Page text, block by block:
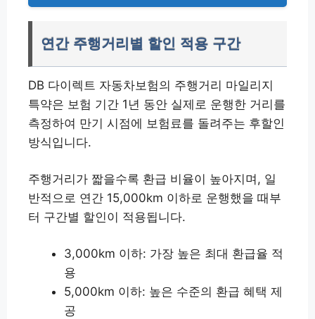
연간 주행거리별 할인 적용 구간
DB 다이렉트 자동차보험의 주행거리 마일리지
특약은 보험 기간 1년 동안 실제로 운행한 거리를
측정하여 만기 시점에 보험료를 돌려주는 후할인
방식입니다.
주행거리가 짧을수록 환급 비율이 높아지며, 일
반적으로 연간 15,000km 이하로 운행했을 때부
터 구간별 할인이 적용됩니다.
3,000km 이하: 가장 높은 최대 환급율 적
용
5,000km 이하: 높은 수준의 환급 혜택 제
공